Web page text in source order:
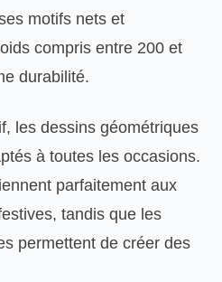
motifs nets et
compris entre 200 et
durabilité.
les dessins géométriques
à toutes les occasions.
parfaitement aux
tandis que les
permettent de créer des